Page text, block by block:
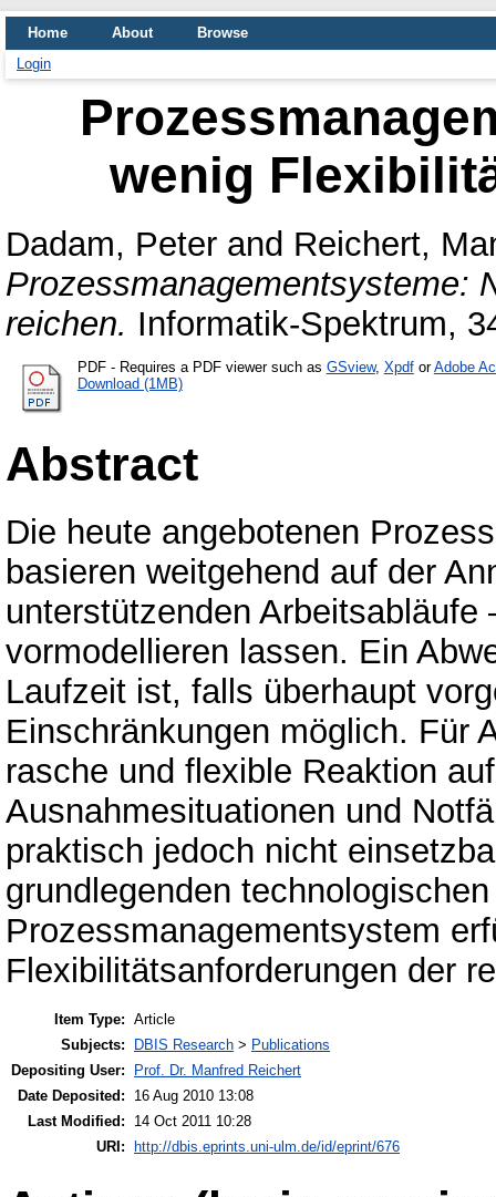
Home About
Browse
Login
wenig
Dadam, Peter and Reichert,
Prozessmanagementsysteme:
reichen. Informatik-Spektrum,
PDF- Requires a PDF viewer such as GSview, XpdforAdobe
Download (1MB)
Abstract
Die heute angebotenen
basieren weitgehend auf der
unterstützenden
vormodellieren lassen. Ein
Laufzeit ist, falls überhaupt
Einschränkungen möglich. Für
rasche und flexible Reaktion
Ausnahmesituationen und
praktisch jedoch nicht
grundlegenden
Prozessmanagementsystem
Flexibilitätsanforderungen der
Item Type: Article
Subjects:
DBIS Research > Publications
Depositing User:
Prof. Dr. Manfred Reichert
Date Deposited:
16 Aug 2010 13:08
Last Modified:
14 Oct 2011 10:28
URI: http://dbis.eprints.uni-ulm.de/id/eprint/676